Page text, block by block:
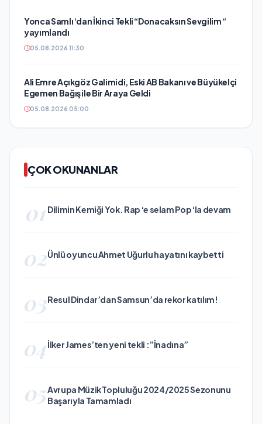
Yonca Samlı ‘dan İkinci Tekli “Donacaksın Sevgilim “
yayımlandı
05.08.2026 11:30
Ali Emre Açıkgöz Galimidi, Eski AB Bakanı ve Büyükelçi
Egemen Bağış ile Bir Araya Geldi
05.08.2026 05:00
ÇOK OKUNANLAR
01 Dilimin Kemiği Yok. Rap ‘e selam Pop ‘la devam
02Ünlü oyuncu Ahmet Uğurlu hayatını kaybetti
03Resul Dindar’dan Samsun’da rekor katılım!
04İlker James’ten yeni tekli :”İnadına”
05Avrupa Müzik Topluluğu 2024/2025 Sezonunu
Başarıyla Tamamladı